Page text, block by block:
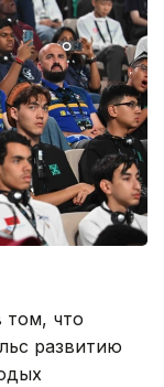
том, что
развитию